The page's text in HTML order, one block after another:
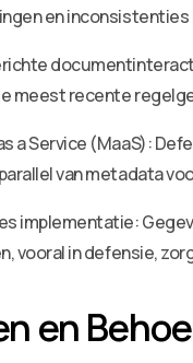
en
meest recente
a Service (MaaS):
van metadata
implementatie:
vooral in defensie,
en